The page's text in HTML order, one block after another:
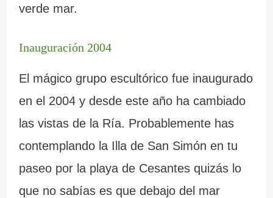
verde mar.
Inauguración 2004
El mágico grupo escultórico fue inaugurado
en el 2004 y desde este año ha cambiado
las vistas de la Ría. Probablemente has
contemplando la Illa de San Simón en tu
paseo por la playa de Cesantes quizás lo
que no sabías es que debajo del mar